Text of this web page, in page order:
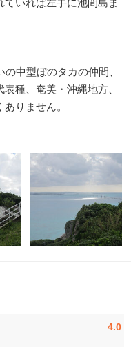
いれば左手に池間島ま
中型ぼのタカの仲間、
種、奄美・沖縄地方、
りません。
4.0